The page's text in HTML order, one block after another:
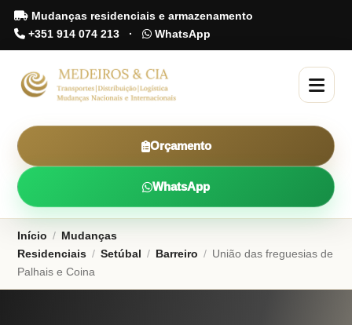
Mudanças residenciais e armazenamento
+351 914 074 213 · WhatsApp
Orçamento
WhatsApp
Início / Mudanças
Residenciais / Setúbal / Barreiro / União das freguesias de
Palhais e Coina